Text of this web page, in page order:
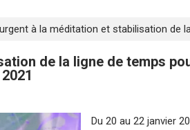
à la méditation et stabilisation de
de la ligne de temps
Du 20 au 22 janvier